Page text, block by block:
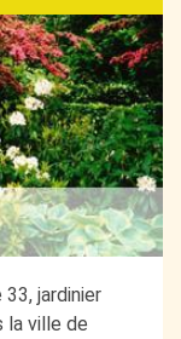
33, jardinier
la ville de